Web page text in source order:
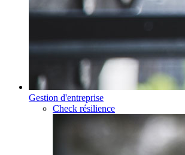
Gestion d'entreprise
Check résilience